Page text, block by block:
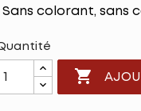
Sans colorant, sans
